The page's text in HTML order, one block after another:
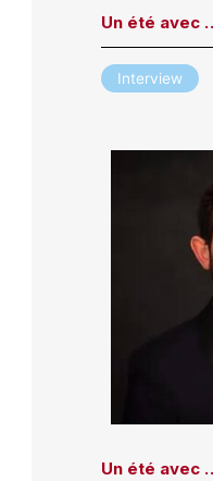
Un été avec
Interview
Un été avec